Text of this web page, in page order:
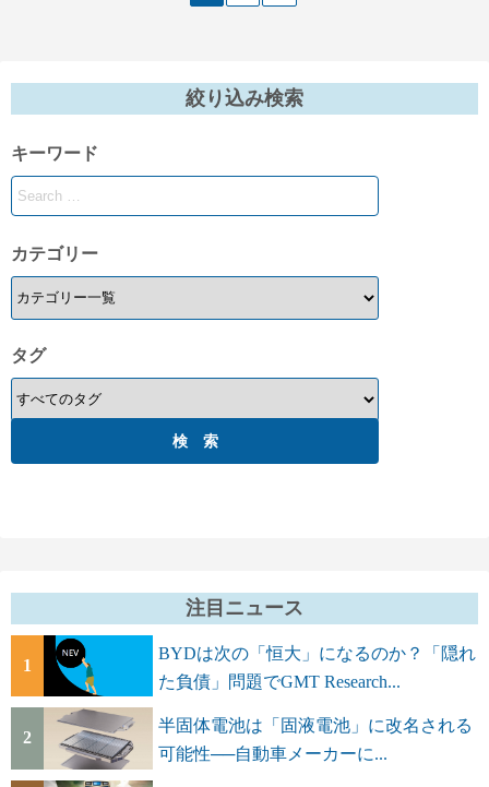
ペ
ー
ジ
送
り
絞り込み検索
キーワード
カテゴリー
タグ
注目ニュース
1
BYDは次の「恒大」になるのか？「隠れ
た負債」問題でGMT Research...
2
半固体電池は「固液電池」に改名される
可能性──自動車メーカーに...